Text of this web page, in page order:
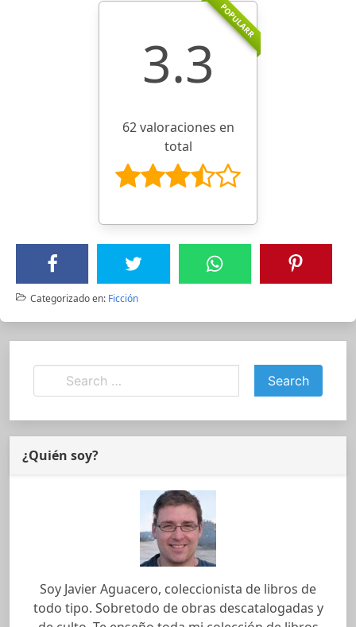
POPULARR
3.3
62 valoraciones en
total
Categorizado en: Ficción
¿Quién soy?
Soy Javier Aguacero, coleccionista de libros de
todo tipo. Sobretodo de obras descatalogadas y